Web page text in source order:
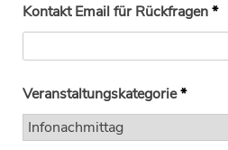
Kontakt Email für Rückfragen*
Veranstaltungskategorie*